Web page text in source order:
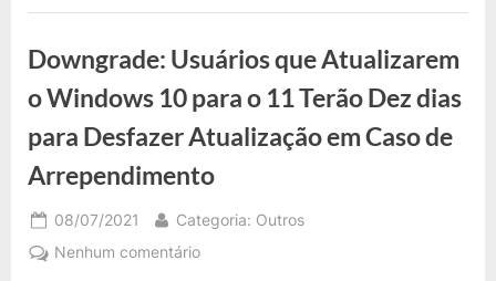
Barra
Tarefas
do
do
Mouse
Preview
Programas
na
Barra
de
Downgrade: Usuários que Atualizarem
o Windows 10 para o 11 Terão Dez dias
para Desfazer Atualização em Caso de
Arrependimento
Posted
on
08/07/2021 By
Categoria: Outros
Nenhum comentárioem